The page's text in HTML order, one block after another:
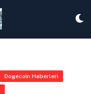
Dogecoin Haberleri